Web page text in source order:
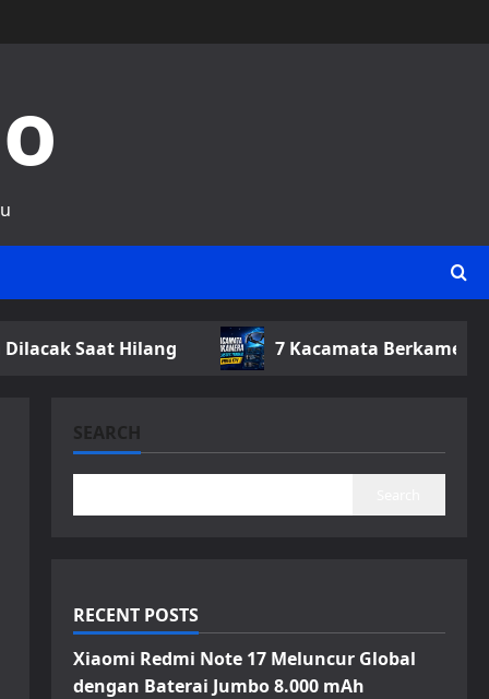
7 Kacamata Berkamera Selain Meta
SEARCH
RECENT POSTS
Xiaomi Redmi Note 17 Meluncur Global
dengan Baterai Jumbo 8.000 mAh